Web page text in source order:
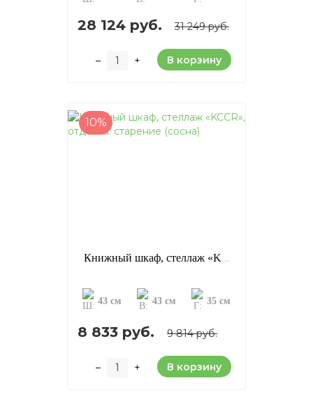
28 124 руб. 31 249 руб.
– + В корзину
10%
Книжный шкаф, стеллаж «KCCR», отделка: старение (сосна)
43 см 43 см 35 см
8 833 руб. 9 814 руб.
– + В корзину